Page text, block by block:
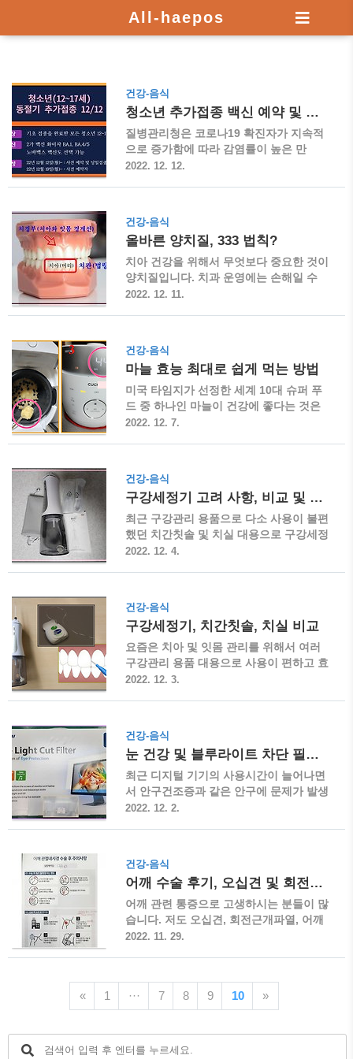
All-haepos
건강-음식
청소년 추가접종 백신 예약 및 신청
질병관리청은 코로나19 확진자가 지속적
으로 증가함에 따라 감염률이 높은 만
12~17 청소년을 대상으로 동절기 추가 접
등을 통해 가능합니다. 청소년 접종 대상
기본 대상 ◈ 1, 2차 기초 접종을 완료하고
마지막 접종일로부터 90일이 경과한 모든
청소년 12~17세 권고 대상 ◈ 만성 질환
(폐질환, 심장질환, 간질환, 신질환, 신경-
중인 청소년 ◈ 기타, 상기 기준에 준하는
고위험군 청소년, 접종이 필요한 경우 의
사 소견에 따라 접종 청소년 추가 접종..
2022. 12. 12.
건강-음식
올바른 양치질, 333 법칙?
치아 건강을 위해서 무엇보다 중요한 것이
양치질입니다. 치과 운영에는 손해일 수
있음에도 대부분의 치과에서는 올바른 양
들도 많습니다. 양치질의 목적 ◈ 치태(플
라그 plaque) : 입 안에 남은 음식 찌꺼기
는 세균을 증식하게 하는데, 이 세균들이
치아의 표면이나 잇몸 사이에 지속적으로
쌓여 형성된 막이나 덩어리를 말합니다.
지 않고 방치하면 입 안의 침 성분과 섞여
단단하게 돌처럼 굳어지는 치석이 됩니다.
◈ 단단하게 굳은 치석은 제거가 쉽지 않
고 입 냄새를 유..
2022. 12. 11.
건강-음식
마늘 효능 최대로 쉽게 먹는 방법
미국 타임지가 선정한 세계 10대 슈퍼 푸
드 중 하나인 마늘이 건강에 좋다는 것은
잘 알려진 사실입니다. 하지만 건강을 위
을 알아보겠습니다. 마늘 세는 단위 : 국립
국어원(참고) ◈ 참고로 마늘 세는 단위를
종종 틀리게 표기하거나 사용하는 경우가
있습니다. 다음을 참고하시면 헷갈리지 않
고 정확히 이해하실 수 있을 것 같습니다.
쪽(알 or 톨) : 통의 껍질 속에 있는 하나의
낱알(한 톨) 일반적인 마늘 섭취 방법 1. 생
으로 먹기 ▷ 보통은..
2022. 12. 7.
건강-음식
구강세정기 고려 사항, 비교 및 추천
최근 구강관리 용품으로 다소 사용이 불편
했던 치간칫솔 및 치실 대용으로 구강세정
기 제품을 많이 사용하고 있지만 이 제품
정리를 해보려고 합니다. 구강세정기 구매
시, 고려 사항 ▶ 휴대용 구강세정기 제품
을 기준으로 제품 구매 시에 고려해야 할
사항과 대표적인 브랜드인 워터픽, 아쿠아
픽, 필립스, 알로코리아, 오아, 단미, 샤오
유는 물통 용량이 적을 경우, 1통으로 충분
한 구강세정을 하기에는 부족할 수 있어서
여러 번 물을 보충해줘야 한다는 번거로움
이 있기 때문..
2022. 12. 4.
건강-음식
구강세정기, 치간칫솔, 치실 비교
요즘은 치아 및 잇몸 관리를 위해서 여러
구강관리 용품 대용으로 사용이 편하고 효
과도 좋은 구강세정기 제품들의 사용이 점
습니다. 구강용품 비교 : 구강세정기, 치간
칫솔, 치실 ▶ 치과에서 흔히 양치질 만으
로는 치아 안쪽 사이까지 전체를 제대로
닦기 어렵기 때문에 칫솔 외에 추가로 사
용을 권장하는 제품들이 치간칫솔과 치실
사이에서도 사용 효과에 대한 논란이나 사
용방법에 대한 의견이 많이 갈리기도 합니
다. ▶ 그리고 또 한 가지 제품이 구강세정
기 입니다. 이 제품은 최근에..
2022. 12. 3.
건강-음식
눈 건강 및 블루라이트 차단 필름 효과
최근 디지털 기기의 사용시간이 늘어나면
서 안구건조증과 같은 안구에 문제가 발생
하는 사례가 늘어나고 있습니다. 이에 눈
니다. 블루라이트 차단 제품 및 효과 ▶ 핸
드폰, 모니터, TV 등 대부분의 디지털 기기
에는 눈의 피로를 줄이고 눈을 편안하게
해주는 자체 기능들이 내장되어 있습니다.
핸드폰의 [편안하게 화면 보기]나 모니터
푸른빛이 줄어들면서 화면이 누렇게 보이
기 때문에 눈의 건강을 떠나서 보기 불편
하다는 단점이 있습니다. ▶ 최근에는 모
는 투명 아크릴이나 필..
2022. 12. 2.
건강-음식
어깨 수술 후기, 오십견 및 회전근개파열
어깨 관련 통증으로 고생하시는 분들이 많
습니다. 저도 오십견, 회전근개파열, 어깨
뼈 등 복합적인 이유로 오랜 고생 끝에 결
금하실 분들에게 도움이 되고자 후기를 남
겨 보겠습니다. 어깨 통증의 증상과 원인
1. 통증의 증상 ◈ 첫째, 일상적인 생활에
정 방향으로 올리거나 움직일 때, 팔에 힘
2022. 11. 29.
« 1 ··· 7 8 9 10 »